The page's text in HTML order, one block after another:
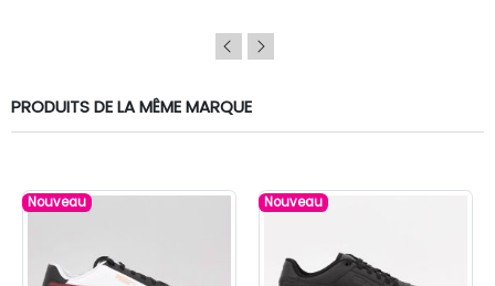
PRODUITS DE LA MÊME MARQUE
Nouveau Nouveau